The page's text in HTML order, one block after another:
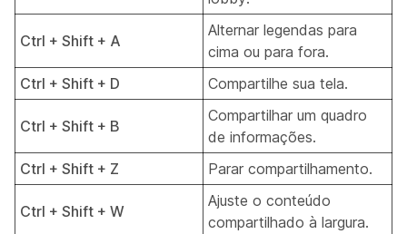
Ctrl + Shift + A
Alternar legendas para
cima ou para fora.
Ctrl + Shift + D
Compartilhe sua tela.
Ctrl + Shift + B
Compartilhar um quadro
de informações.
Ctrl + Shift + Z
Parar compartilhamento.
Ctrl + Shift + W
Ajuste o conteúdo
compartilhado à largura.